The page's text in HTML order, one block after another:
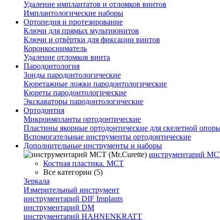
Удаление имплантатов и отломков винтов
Имплантологические наборы
Ортопедия и протезирование
Ключи для прямых мультиюнитов
Ключи и отвёртки для фиксации винтов
Коронкосниматель
Удаление отломков винта
Пародонтология
Зонды пародонтологические
Кюретажные ложки пародонтологические
Кюреты пародонтологические
Экскаваторы пародонтологические
Ортодонтия
Микроимпланты ортодонтические
Пластины якорные ортодонтические для скелетной
Вспомогательные инструменты ортодонтические
Дополнительные инструменты и наборы
инструментарий
Костная пластика. МСТ
Все категории (5)
Зеркала
Измерительный инструмент
инструментарий DIF Implants
инструментарий DM
инструментарий HAHNENKRATT